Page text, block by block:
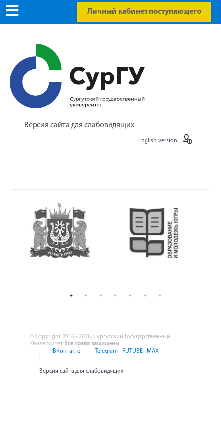
Личный кабинет поступающего
Версия сайта для слабовидящих
English version
© Copyright 2016 - 2026, Сургутский Государственный
Университет Все права защищены
ВКонтакте
Telegram RUTUBE MAX
Версия сайта для слабовидящих